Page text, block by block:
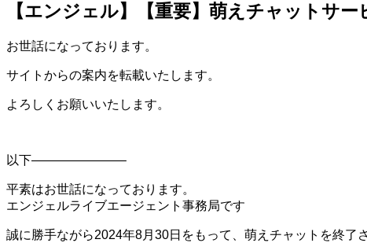
【エンジェル】【重要】萌えチャットサ
お世話になっております。
サイトからの案内を転載いたします。
よろしくお願いいたします。
以下———————–
平素はお世話になっております。
エンジェルライブエージェント事務局です
誠に勝手ながら2024年8月30日をもって、萌えチャットを終了